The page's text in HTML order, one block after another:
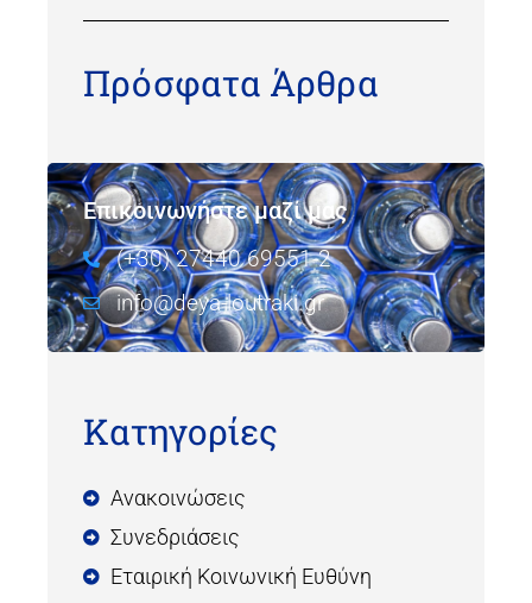
Πρόσφατα Άρθρα
Επικοινωνήστε μαζί μας
(+30) 27440 69551-2
info@deya-loutraki.gr
Κατηγορίες
Ανακοινώσεις
Συνεδριάσεις
Εταιρική Κοινωνική Ευθύνη